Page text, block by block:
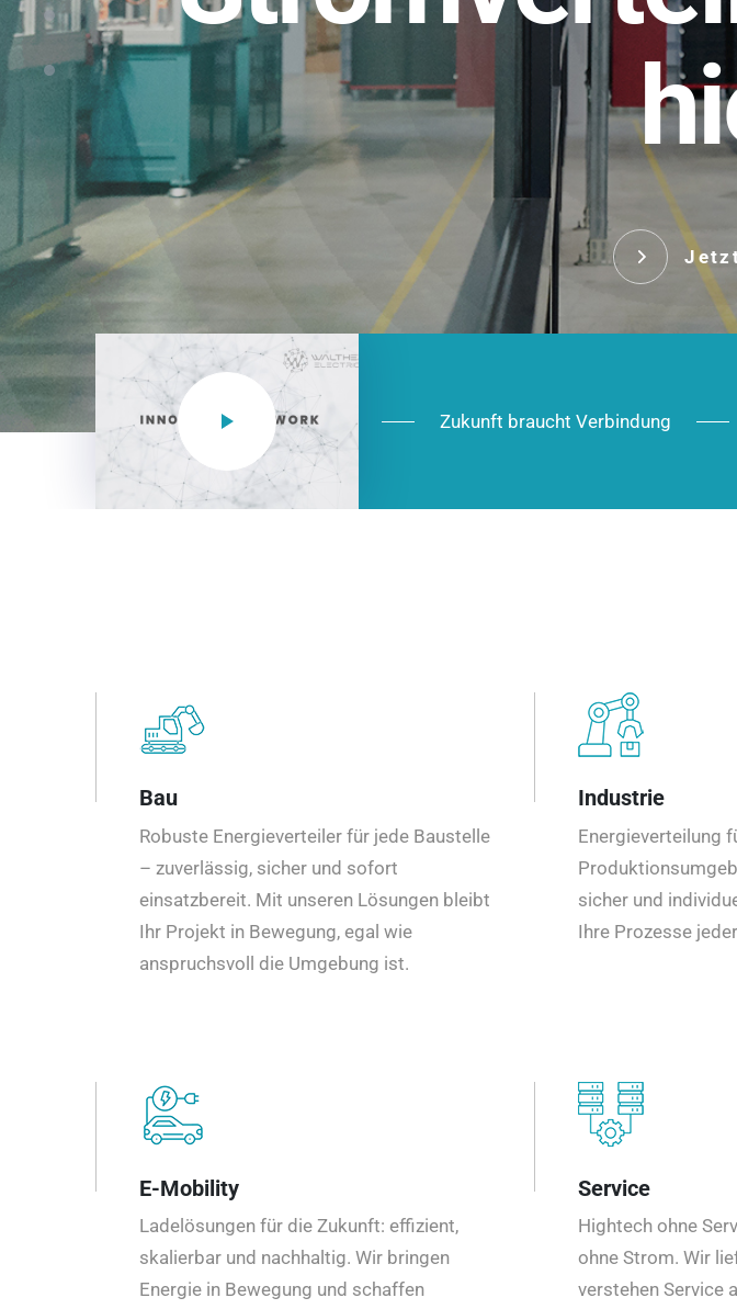
NEO CEE: Energieverteilung mit System. Robust im Alltag,
effizient in der Installation, zukunftsfähig im Ausbau.
Zukunft braucht Verbindung
Bau
Robuste Energieverteiler für jede Baustelle
– zuverlässig, sicher und sofort
einsatzbereit. Mit unseren Lösungen bleibt
Ihr Projekt in Bewegung, egal wie
anspruchsvoll die Umgebung ist.
Industrie
Energieverteilung
sicher und
Ihre Prozesse
E-Mobility
Ladelösungen für die Zukunft: effizient,
skalierbar und nachhaltig. Wir bringen
Energie in Bewegung und schaffen
Service
Hightech ohne
ohne Strom. Wir
verstehen Service